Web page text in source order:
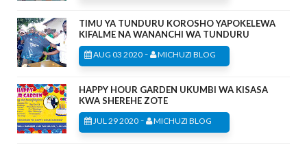
TIMU YA TUNDURU KOROSHO YAPOKELEWA
KIFALME NA WANANCHI WA TUNDURU
AUG 03 2020 - MICHUZI BLOG
HAPPY HOUR GARDEN UKUMBI WA KISASA
KWA SHEREHE ZOTE
JUL 29 2020 - MICHUZI BLOG